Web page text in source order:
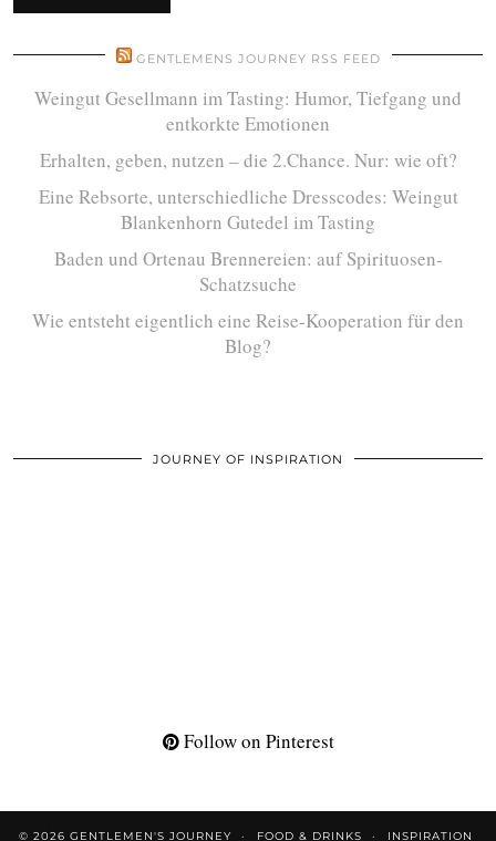
GENTLEMENS JOURNEY RSS FEED
Weingut Gesellmann im Tasting: Humor, Tiefgang und
entkorkte Emotionen
Erhalten, geben, nutzen – die 2.Chance. Nur: wie oft?
Eine Rebsorte, unterschiedliche Dresscodes: Weingut
Blankenhorn Gutedel im Tasting
Baden und Ortenau Brennereien: auf Spirituosen-
Schatzsuche
Wie entsteht eigentlich eine Reise-Kooperation für den
Blog?
JOURNEY OF INSPIRATION
Follow on Pinterest
© 2026 GENTLEMEN'S JOURNEY FOOD & DRINKS INSPIRATION